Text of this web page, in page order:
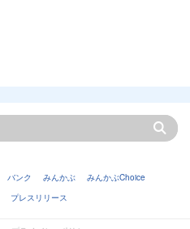
バンク みんかぶ
みんかぶChoice
プレスリリース